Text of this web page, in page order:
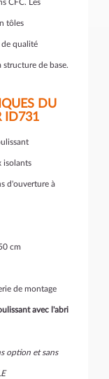
CFC. Les
tôles
de qualité
structure de base.
DU
ID731
isolants
d'ouverture à
cm
de montage
avec l'abri
option et sans